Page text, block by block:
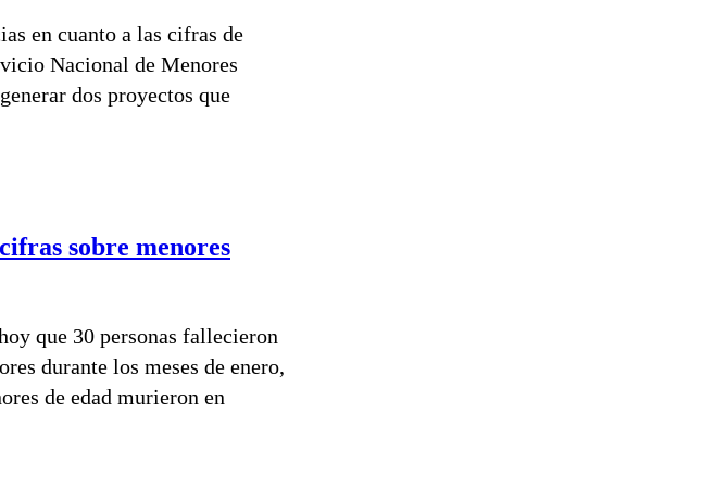
en cuanto a las cifras de
Nacional de Menores
dos proyectos que
sobre menores
que 30 personas fallecieron
durante los meses de enero,
de edad murieron en